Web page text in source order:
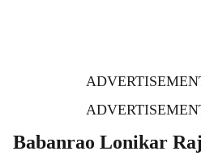
Babanrao Lonikar